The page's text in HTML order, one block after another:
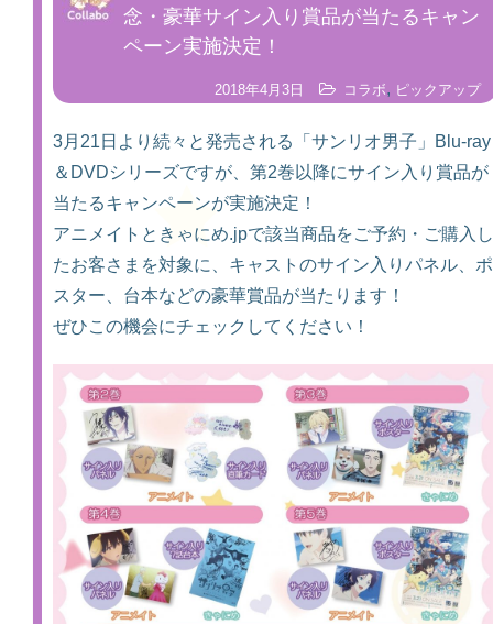
念・豪華サイン入り賞品が当たるキャン
ペーン実施決定！
2018年4月3日 コラボ, ピックアップ
3月21日より続々と発売される「サンリオ男子」Blu-ray
＆DVDシリーズですが、第2巻以降にサイン入り賞品が
当たるキャンペーンが実施決定！
アニメイトときゃにめ.jpで該当商品をご予約・ご購入し
たお客さまを対象に、キャストのサイン入りパネル、ポ
スター、台本などの豪華賞品が当たります！
ぜひこの機会にチェックしてください！